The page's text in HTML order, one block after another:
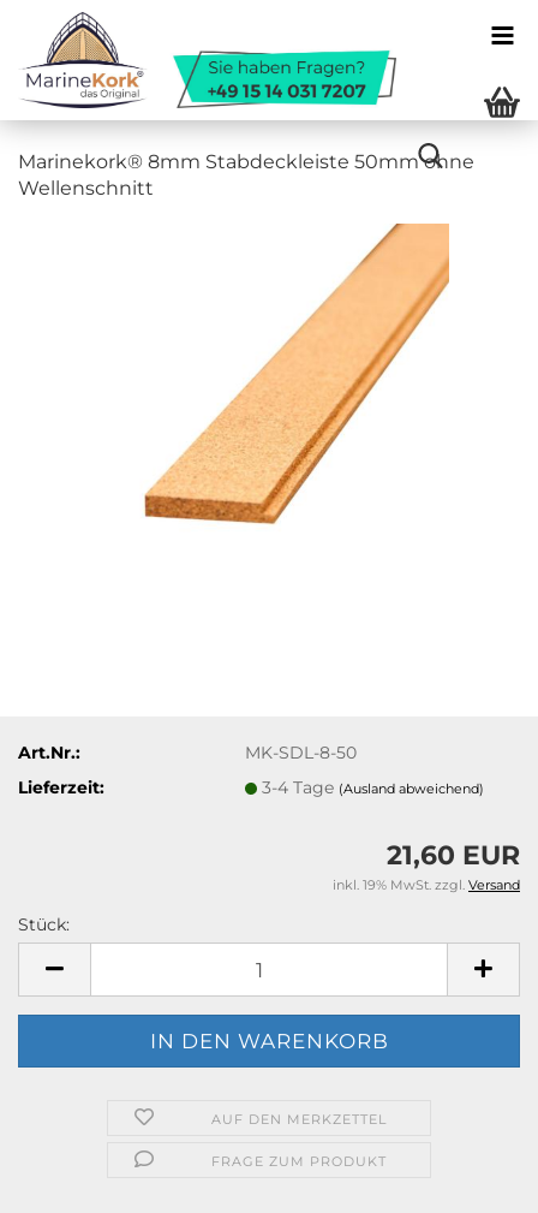
Ma­ri­ne­kork® 8mm Stab­deck­leis­te 50mm ohne
Wel­len­schnitt
Art.Nr.:
MK-SDL-8-50
Lieferzeit:
3-4 Tage (Ausland abweichend)
21,60 EUR
inkl. 19% MwSt. zzgl. Versand
Stück:
AUF DEN MERKZETTEL
FRAGE ZUM PRODUKT